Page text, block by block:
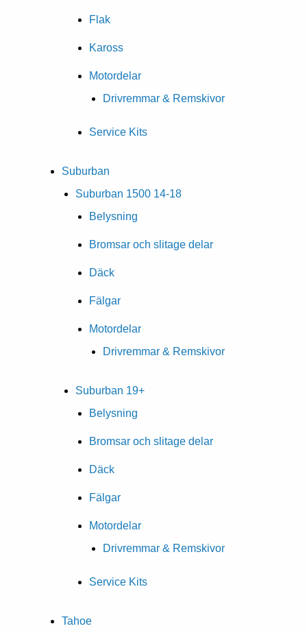
Flak
Kaross
Motordelar
Drivremmar & Remskivor
Service Kits
Suburban
Suburban 1500 14-18
Belysning
Bromsar och slitage delar
Däck
Fälgar
Motordelar
Drivremmar & Remskivor
Suburban 19+
Belysning
Bromsar och slitage delar
Däck
Fälgar
Motordelar
Drivremmar & Remskivor
Service Kits
Tahoe